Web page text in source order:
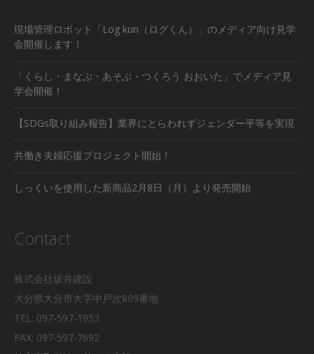
現場管理ロボット「Log kun（ログくん）」のメディア向け見学
会開催します！
「くらし・まなぶ・あそぶ・つくろう おおいた」でメディア見
学会開催！
【SDGs取り組み報告】業界にとらわれずジェンダー平等を実現
共働き夫婦応援プロジェクト開始！
しっくいを使用した新商品2月8日（月）より発売開始
Contact
株式会社坂井建設
大分県大分市大字中戸次809番地
TEL: 097-597-1953
FAX: 097-597-7692